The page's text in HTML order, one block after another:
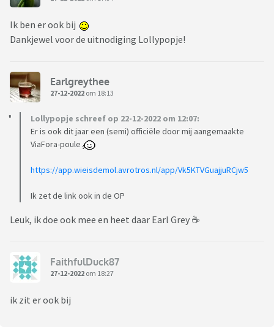
Ik ben er ook bij
Dankjewel voor de uitnodiging Lollypopje!
Earlgreythee
27-12-2022 om 18:13
Lollypopje schreef op 22-12-2022 om 12:07:
Er is ook dit jaar een (semi) officiële door mij aangemaakte
ViaFora-poule
https://app.wieisdemol.avrotros.nl/app/Vk5KTVGuajjuRCjw5
Ik zet de link ook in de OP
Leuk, ik doe ook mee en heet daar Earl Grey ☕️
FaithfulDuck87
27-12-2022 om 18:27
ik zit er ook bij